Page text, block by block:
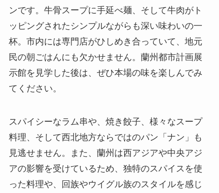
ンです。牛骨スープに手延べ麺、そして牛肉がト
ッピングされたシンプルながらも深い味わいの一
杯。市内には専門店がひしめき合っていて、地元
民の朝ごはんにも欠かせません。蘭州都市計画展
示館を見学した後は、ぜひ本場の味を楽しんでみ
てください。
スパイシーなラム串や、焼き餃子、様々なスープ
料理、そして西北地方ならではのパン「ナン」も
見逃せません。また、蘭州は西アジアや中央アジ
アの影響を受けているため、独特のスパイスを使
った料理や、回族やウイグル族のスタイルを感じ